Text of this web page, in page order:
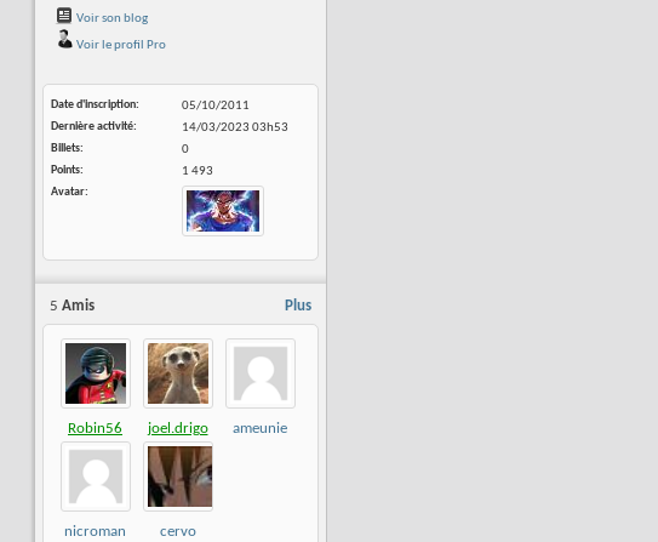
Voir son blog
Voir le profil Pro
Date d'inscription
05/10/2011
Dernière activité
14/03/2023 03h53
Billets
0
Points
1 493
Avatar
Plus
5 Amis
Robin56 joel.drigo ameunie
nicroman cervo